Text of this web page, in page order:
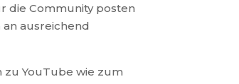
die Community posten
ausreichend
YouTube wie zum